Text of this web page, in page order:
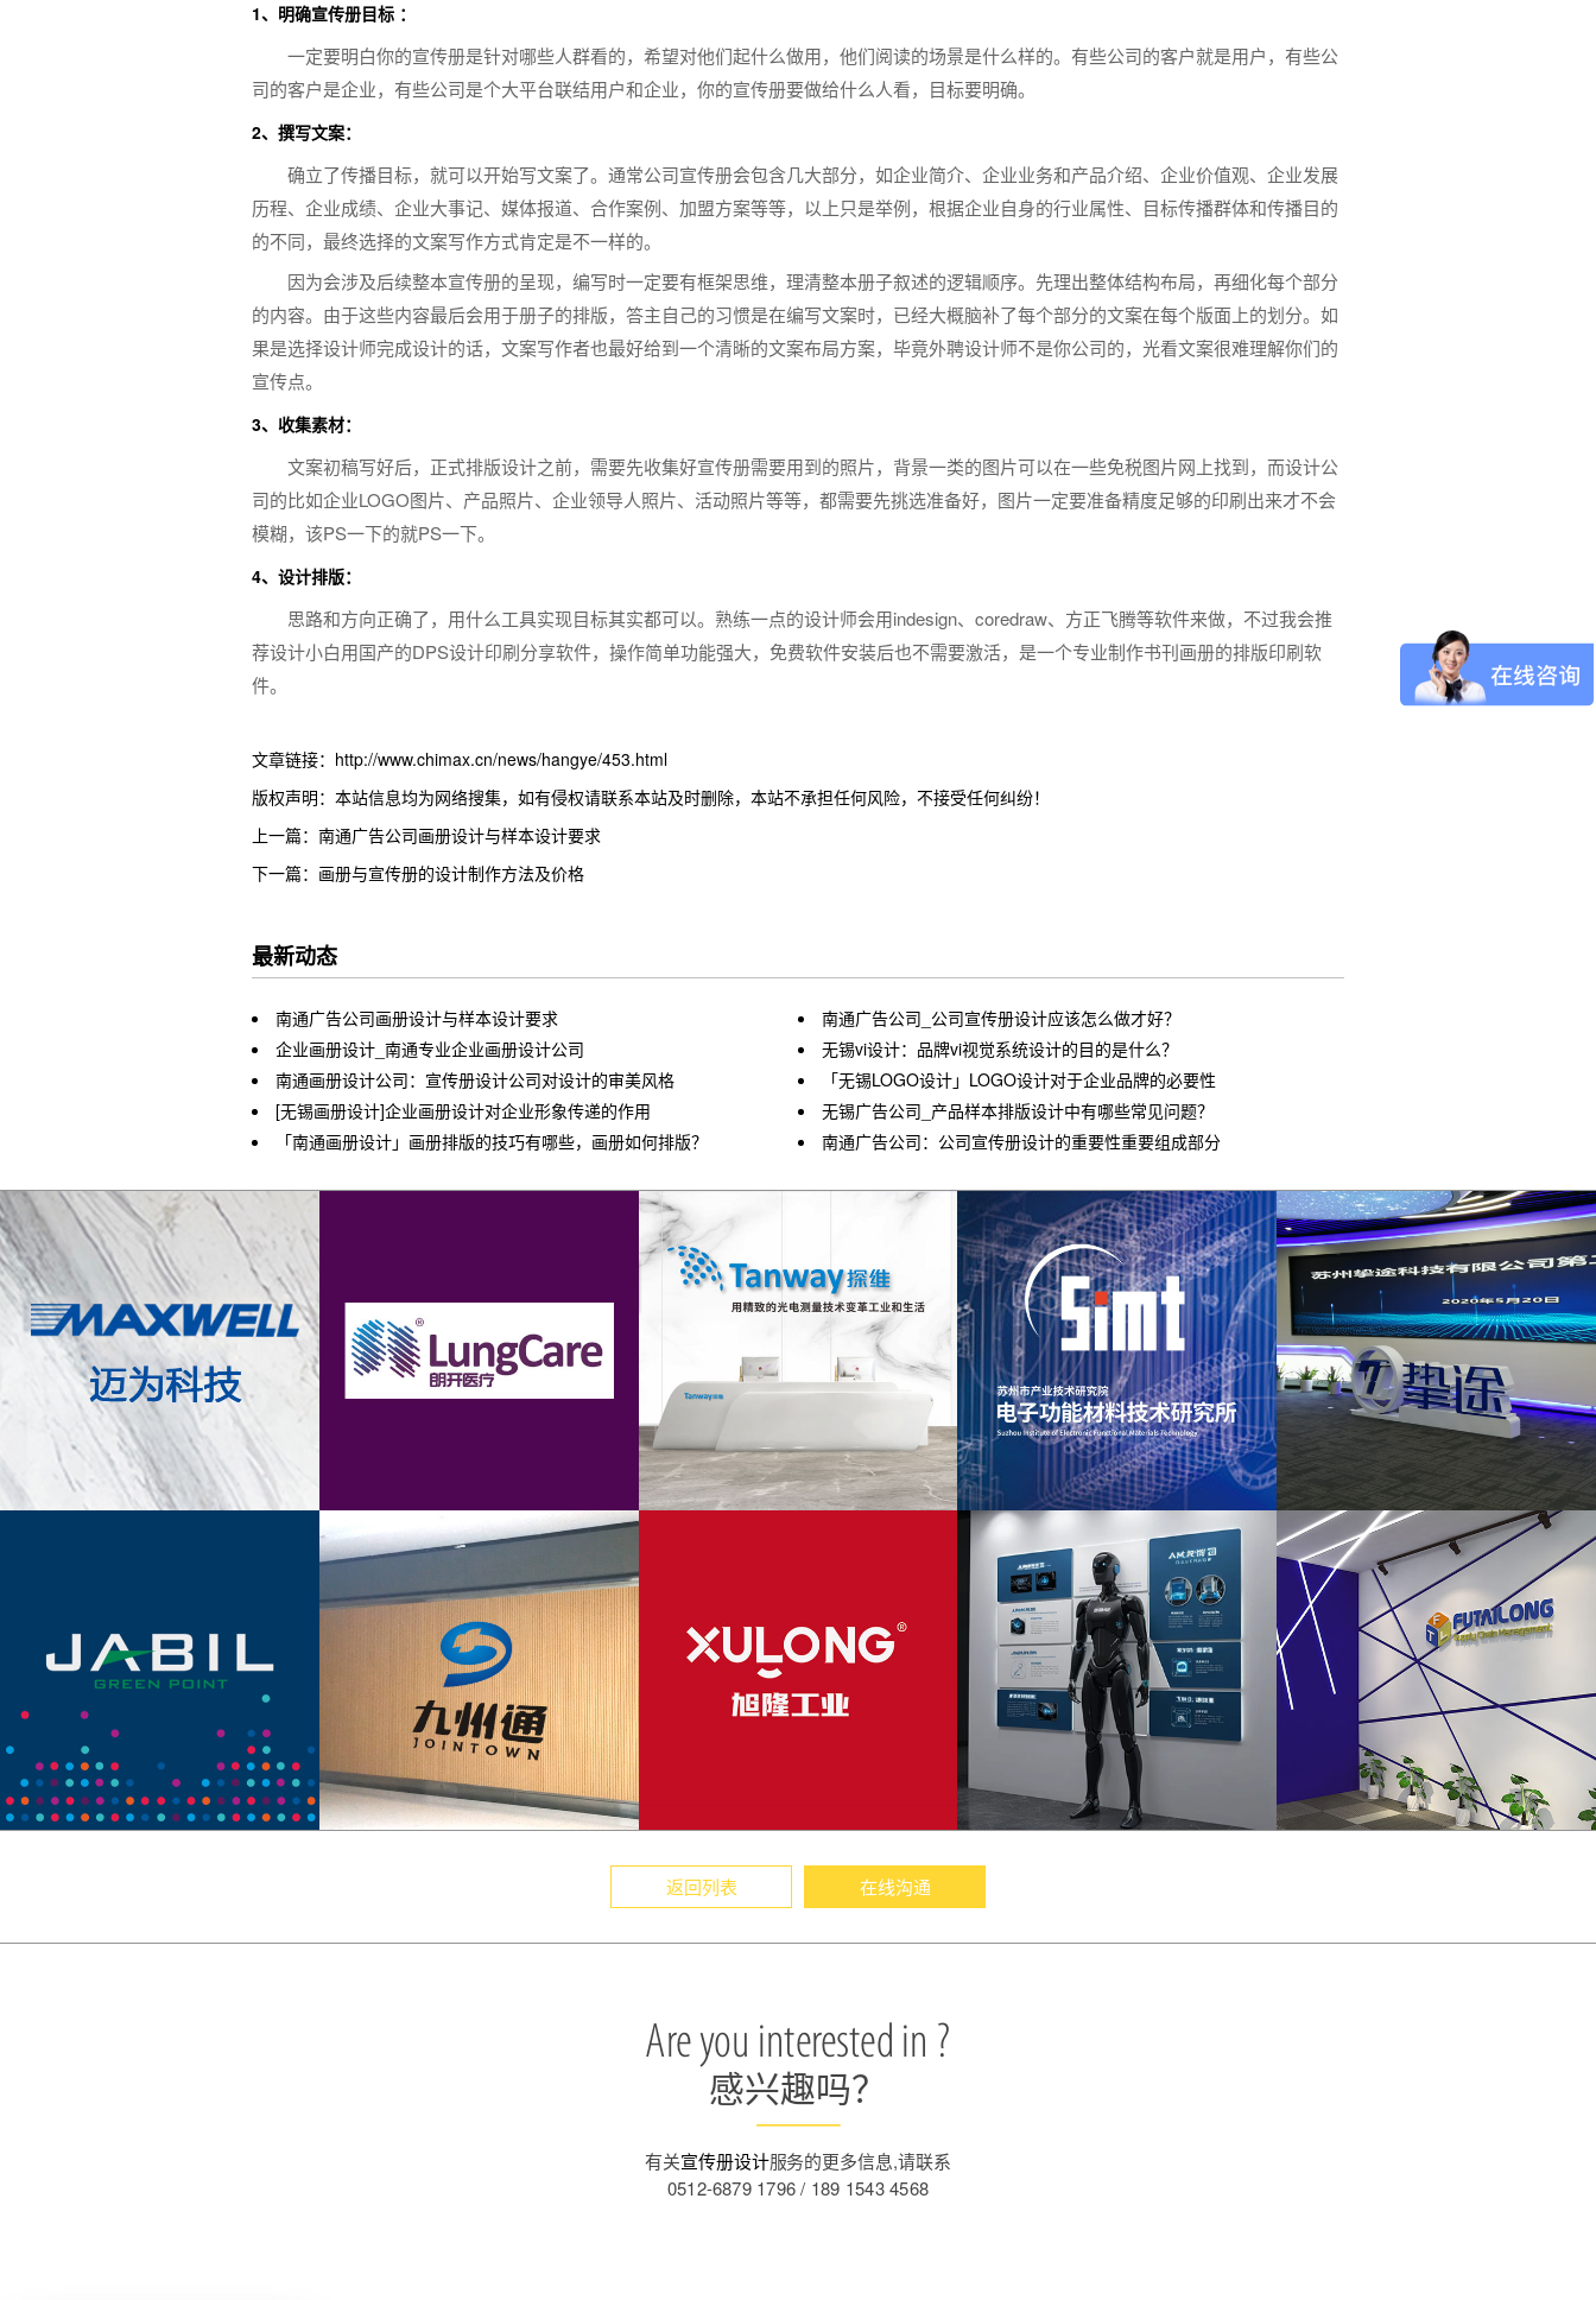
1、明确宣传册目标 ：
一定要明白你的宣传册是针对哪些人群看的，希望对他们起什么做用，他们阅读的场景是什么样的。有些公司的客户就是用户，有些公
司的客户是企业，有些公司是个大平台联结用户和企业，你的宣传册要做给什么人看，目标要明确。
2、撰写文案：
确立了传播目标，就可以开始写文案了。通常公司宣传册会包含几大部分，如企业简介、企业业务和产品介绍、企业价值观、企业发展
历程、企业成绩、企业大事记、媒体报道、合作案例、加盟方案等等，以上只是举例，根据企业自身的行业属性、目标传播群体和传播目的
的不同，最终选择的文案写作方式肯定是不一样的。
因为会涉及后续整本宣传册的呈现，编写时一定要有框架思维，理清整本册子叙述的逻辑顺序。先理出整体结构布局，再细化每个部分
的内容。由于这些内容最后会用于册子的排版，答主自己的习惯是在编写文案时，已经大概脑补了每个部分的文案在每个版面上的划分。如
果是选择设计师完成设计的话，文案写作者也最好给到一个清晰的文案布局方案，毕竟外聘设计师不是你公司的，光看文案很难理解你们的
宣传点。
3、收集素材：
文案初稿写好后，正式排版设计之前，需要先收集好宣传册需要用到的照片，背景一类的图片可以在一些免税图片网上找到，而设计公
司的比如企业LOGO图片、产品照片、企业领导人照片、活动照片等等，都需要先挑选准备好，图片一定要准备精度足够的印刷出来才不会
模糊，该PS一下的就PS一下。
4、设计排版：
思路和方向正确了，用什么工具实现目标其实都可以。熟练一点的设计师会用indesign、coredraw、方正飞腾等软件来做，不过我会推
荐设计小白用国产的DPS设计印刷分享软件，操作简单功能强大，免费软件安装后也不需要激活，是一个专业制作书刊画册的排版印刷软
件。
文章链接：http://www.chimax.cn/news/hangye/453.html
版权声明：本站信息均为网络搜集，如有侵权请联系本站及时删除，本站不承担任何风险，不接受任何纠纷！
上一篇：南通广告公司画册设计与样本设计要求
下一篇：画册与宣传册的设计制作方法及价格
最新动态
南通广告公司画册设计与样本设计要求
南通广告公司_公司宣传册设计应该怎么做才好？
企业画册设计_南通专业企业画册设计公司
无锡vi设计：品牌vi视觉系统设计的目的是什么？
南通画册设计公司：宣传册设计公司对设计的审美风格
「无锡LOGO设计」LOGO设计对于企业品牌的必要性
[无锡画册设计]企业画册设计对企业形象传递的作用
无锡广告公司_产品样本排版设计中有哪些常见问题？
「南通画册设计」画册排版的技巧有哪些，画册如何排版？
南通广告公司：公司宣传册设计的重要性重要组成部分
返回列表 在线沟通
Are you interested in ?
感兴趣吗？
有关宣传册设计服务的更多信息,请联系
0512-6879 1796 / 189 1543 4568